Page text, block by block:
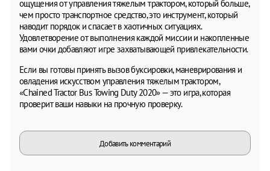
ощущения от управления тяжелым трактором, который больше,
чем просто транспортное средство, это инструмент, который
наводит порядок и спасает в хаотичных ситуациях.
Удовлетворение от выполнения каждой миссии и накопленные
вами очки добавляют игре захватывающей привлекательности.
Если вы готовы принять вызов буксировки, маневрирования и
овладения искусством управления тяжелым трактором,
«Chained Tractor Bus Towing Duty 2020» — это игра, которая
проверит ваши навыки на прочную проверку.
Добавить комментарий